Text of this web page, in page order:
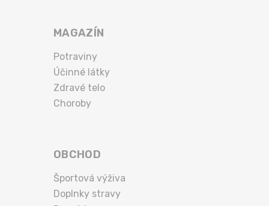
MAGAZÍN
Potraviny
Účinné látky
Zdravé telo
Choroby
OBCHOD
Športová výživa
Doplnky stravy